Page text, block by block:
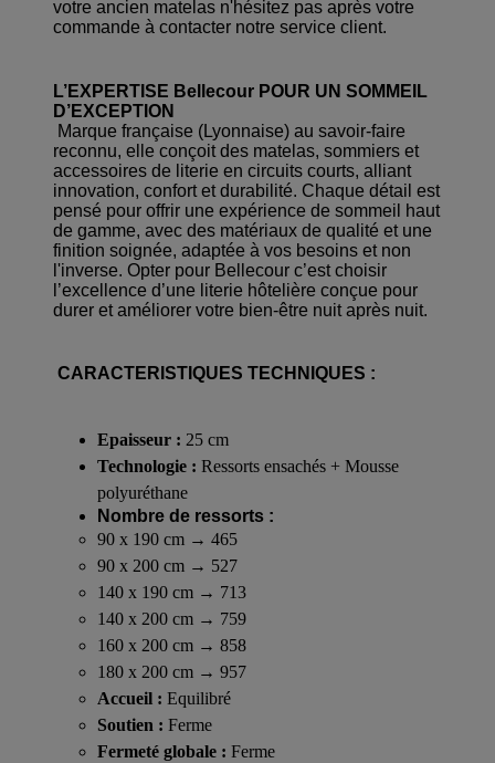
votre ancien matelas n'hésitez pas après votre
commande à contacter notre service client.
L’EXPERTISE Bellecour POUR UN SOMMEIL
D’EXCEPTION
Marque française (Lyonnaise) au savoir-faire
reconnu, elle conçoit des matelas, sommiers et
accessoires de literie en circuits courts, alliant
innovation, confort et durabilité. Chaque détail est
pensé pour offrir une expérience de sommeil haut
de gamme, avec des matériaux de qualité et une
finition soignée, adaptée à vos besoins et non
l'inverse. Opter pour Bellecour c’est choisir
l’excellence d’une literie hôtelière conçue pour
durer et améliorer votre bien-être nuit après nuit.
CARACTERISTIQUES TECHNIQUES :
Epaisseur : 25 cm
Technologie : Ressorts ensachés + Mousse
polyuréthane
Nombre de ressorts :
90 x 190 cm → 465
90 x 200 cm → 527
140 x 190 cm → 713
140 x 200 cm → 759
160 x 200 cm → 858
180 x 200 cm → 957
Accueil : Equilibré
Soutien : Ferme
Fermeté globale : Ferme